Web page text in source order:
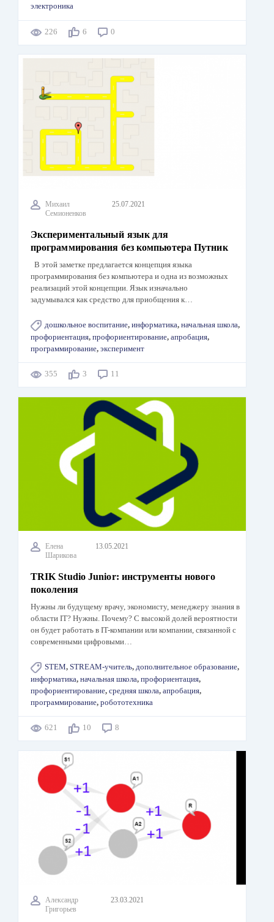
электроника
226 6 0
Михаил
Семионенков
25.07.2021
Экспериментальный язык для
программирования без компьютера Путник
В этой заметке предлагается концепция языка
программирования без компьютера и одна из возможных
реализаций этой концепции. Язык изначально
задумывался как средство для приобщения к…
дошкольное воспитание, информатика, начальная школа,
профориентация, профориентирование, апробация,
программирование, эксперимент
355 3 11
Елена
Шарикова
13.05.2021
TRIK Studio Junior: инструменты нового
поколения
Нужны ли будущему врачу, экономисту, менеджеру знания в
области IT? Нужны. Почему? С высокой долей вероятности
он будет работать в IT-компании или компании, связанной с
современными цифровыми…
STEM, STREAM-учитель, дополнительное образование,
информатика, начальная школа, профориентация,
профориентирование, средняя школа, апробация,
программирование, робототехника
621 10 8
Александр
Григорьев
23.03.2021